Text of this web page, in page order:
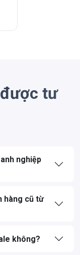
tư
nghiệp
hàng cũ từ
không?